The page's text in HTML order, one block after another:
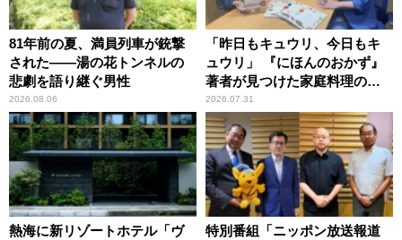
81年前の夏、満員列車が銃撃
された――湯の花トンネルの
悲劇を語り継ぐ男性
2026.08.06
「昨日もキュウリ、今日もキ
ュウリ」 『にほんのおかず』
著者が見つけた家庭料理の知
恵
2026.07.31
熱海に新リゾートホテル「ヴ
特別番組「ニッポン放送報道